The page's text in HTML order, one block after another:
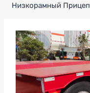
Низкорамный Прицеп